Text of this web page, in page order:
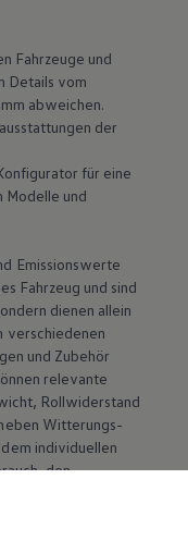
Fahrzeuge und
Details vom
abweichen.
der
für eine
Modelle und
Emissionswerte
Fahrzeug und sind
dienen allein
verschiedenen
und Zubehör
relevante
Rollwiderstand
Witterungs-
individuellen
den